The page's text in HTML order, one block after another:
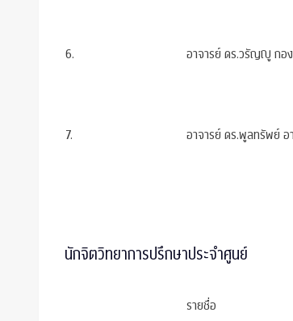
6.
อาจารย์ ดร.วรัญญู กอ
7. อาจารย์ ดร.พูลทรัพย์ อ
นักจิตวิทยาการปรึกษาประจำศูนย์
รายชื่อ